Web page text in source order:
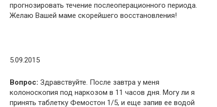
прогнозировать течение послеоперационного периода.
Желаю Вашей маме скорейшего восстановления!
5.09.2015
Вопрос: Здравствуйте. После завтра у меня
колоноскопия под наркозом в 11 часов дня. Могу ли я
принять таблетку Фемостон 1/5, и еще запив ее водой